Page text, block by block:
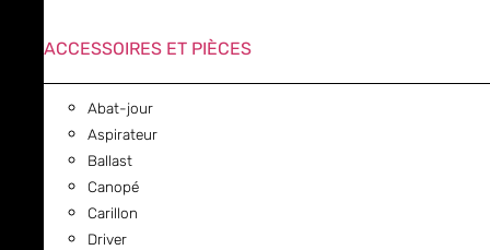
ACCESSOIRES ET PIÈCES
Abat-jour
Aspirateur
Ballast
Canopé
Carillon
Driver